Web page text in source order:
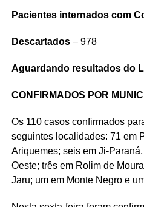
Pacientes internados com
Descartados – 978
Aguardando resultados do
CONFIRMADOS POR
Os 110 casos confirmados
seguintes localidades: 71 em
Ariquemes; seis em Ji-
Oeste; três em Rolim de
Jaru; um em Monte Negro e